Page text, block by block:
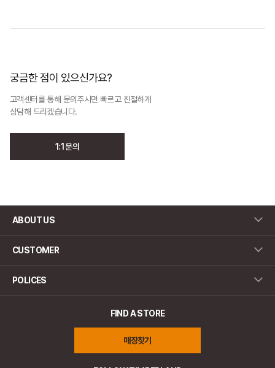
궁금한 점이 있으신가요?
고객센터를 통해 문의주시면 빠르고 친절하게
상담해 드리겠습니다.
1:1 문의
ABOUT US
CUSTOMER
POLICES
FIND A STORE
매장찾기